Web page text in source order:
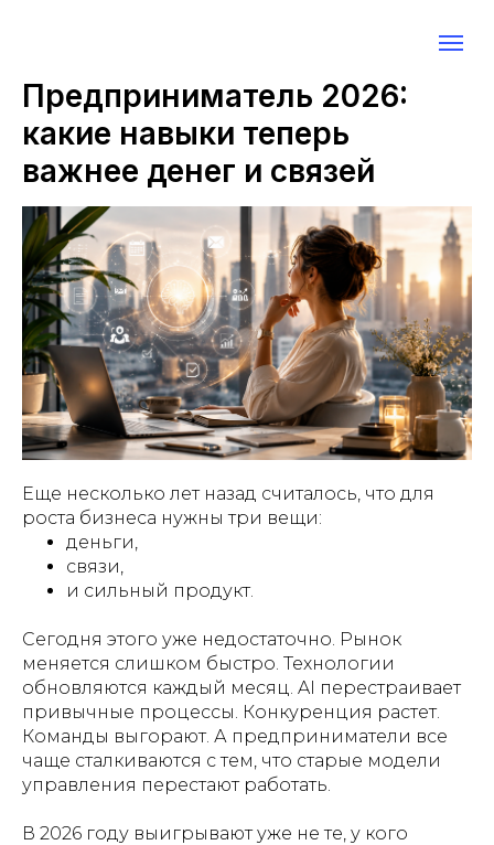
Предприниматель 2026:
какие навыки теперь
важнее денег и связей
Еще несколько лет назад считалось, что для
роста бизнеса нужны три вещи:
деньги,
связи,
и сильный продукт.
Сегодня этого уже недостаточно. Рынок
меняется слишком быстро. Технологии
обновляются каждый месяц. AI перестраивает
привычные процессы. Конкуренция растет.
Команды выгорают. А предприниматели все
чаще сталкиваются с тем, что старые модели
управления перестают работать.
В 2026 году выигрывают уже не те, у кого